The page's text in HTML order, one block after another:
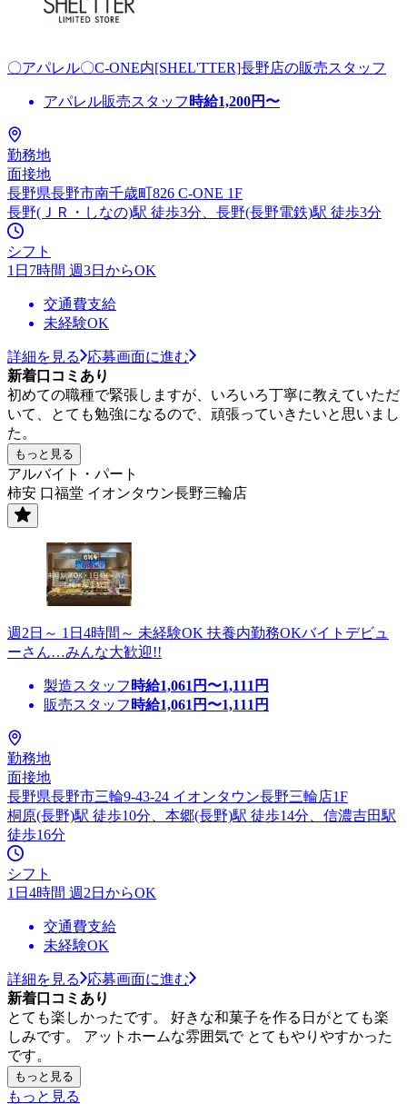
〇アパレル〇C-ONE内[SHEL'TTER]長野店の販売スタッフ
アパレル販売スタッフ 時給1,200円〜
勤務地
面接地
長野県長野市南千歳町826 C-ONE 1F
長野(ＪＲ・しなの)駅 徒歩3分、長野(長野電鉄)駅 徒歩3分
シフト
1日7時間 週3日からOK
交通費支給
未経験OK
詳細を見る
応募画面に進む
新着口コミあり
初めての職種で緊張しますが、いろいろ丁寧に教えていただ
いて、とても勉強になるので、頑張っていきたいと思いまし
た。
もっと見る
アルバイト・パート
柿安 口福堂 イオンタウン長野三輪店
週2日～ 1日4時間～ 未経験OK 扶養内勤務OKバイトデビュ
ーさん…みんな大歓迎!!
製造スタッフ 時給1,061 円〜1,111 円
販売スタッフ 時給1,061 円〜1,111 円
勤務地
面接地
長野県長野市三輪9-43-24 イオンタウン長野三輪店1F
桐原(長野)駅 徒歩10分、本郷(長野)駅 徒歩14分、信濃吉田駅
徒歩16分
シフト
1日4時間 週2日からOK
交通費支給
未経験OK
詳細を見る
応募画面に進む
新着口コミあり
とても楽しかったです。 好きな和菓子を作る日がとても楽
しみです。 アットホームな雰囲気で とてもやりやすかった
です。
もっと見る
もっと見る